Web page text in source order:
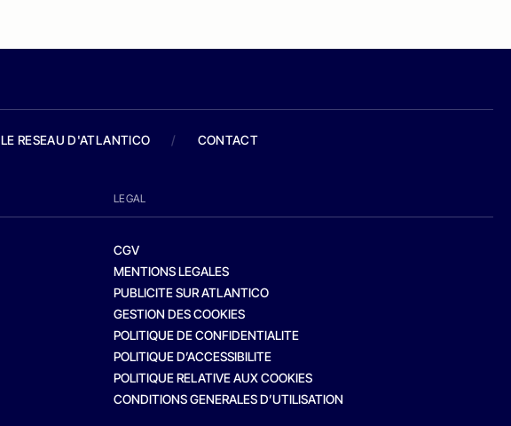
LE RESEAU D'ATLANTICO / CONTACT
LEGAL
CGV
MENTIONS LEGALES
PUBLICITE SUR ATLANTICO
GESTION DES COOKIES
POLITIQUE DE CONFIDENTIALITE
POLITIQUE D’ACCESSIBILITE
POLITIQUE RELATIVE AUX COOKIES
CONDITIONS GENERALES D’UTILISATION